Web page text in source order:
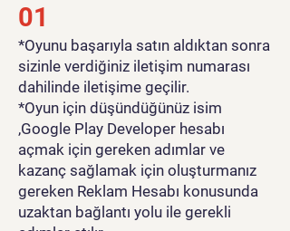
01
*Oyunu başarıyla satın aldıktan sonra
sizinle verdiğiniz iletişim numarası
dahilinde iletişime geçilir.
*Oyun için düşündüğünüz isim
,Google Play Developer hesabı
açmak için gereken adımlar ve
kazanç sağlamak için oluşturmanız
gereken Reklam Hesabı konusunda
uzaktan bağlantı yolu ile gerekli